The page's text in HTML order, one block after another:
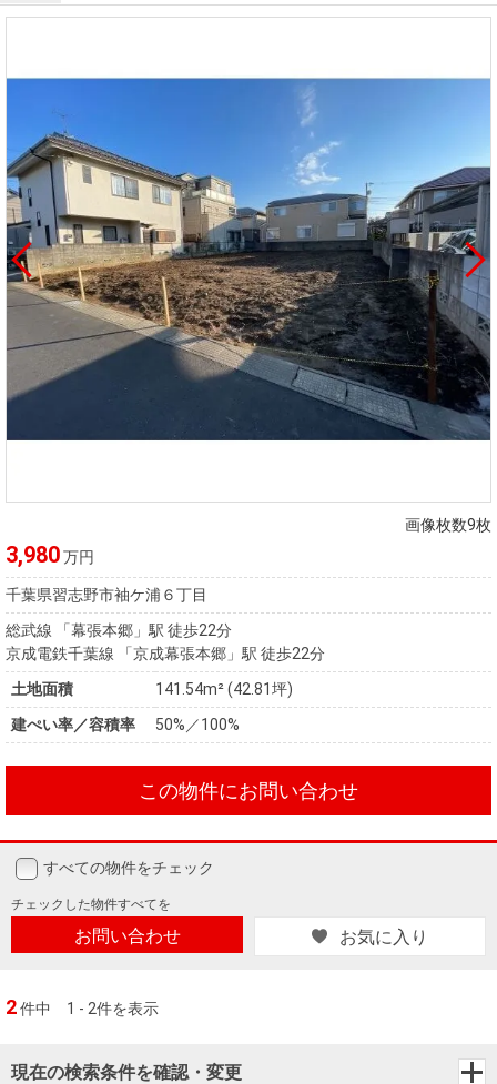
画像枚数9枚
3,980万円
千葉県習志野市袖ケ浦６丁目
総武線 「幕張本郷」駅 徒歩22分
京成電鉄千葉線 「京成幕張本郷」駅 徒歩22分
土地面積
141.54m² (42.81坪)
建ぺい率／容積率
50%／100%
この物件にお問い合わせ
すべての物件をチェック
チェックした物件すべてを
お問い合わせ お気に入り
2件中 1 - 2件を表示
現在の検索条件を確認・変更